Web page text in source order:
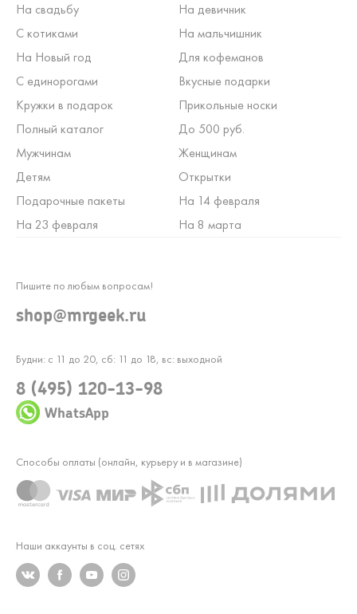
На свадьбу
На девичник
С котиками
На мальчишник
На Новый год
Для кофеманов
С единорогами
Вкусные подарки
Кружки в подарок
Прикольные носки
Полный каталог
До 500 руб.
Мужчинам
Женщинам
Детям
Открытки
Подарочные пакеты
На 14 февраля
На 23 февраля
На 8 марта
Будни: с 11 до 20, сб: 11 до 18, вс: выходной
8 (495) 120-13-98
WhatsApp
Пишите по любым вопросам!
shop@mrgeek.ru
Наши аккаунты в соц. сетях
Способы оплаты (онлайн, курьеру и в магазине)